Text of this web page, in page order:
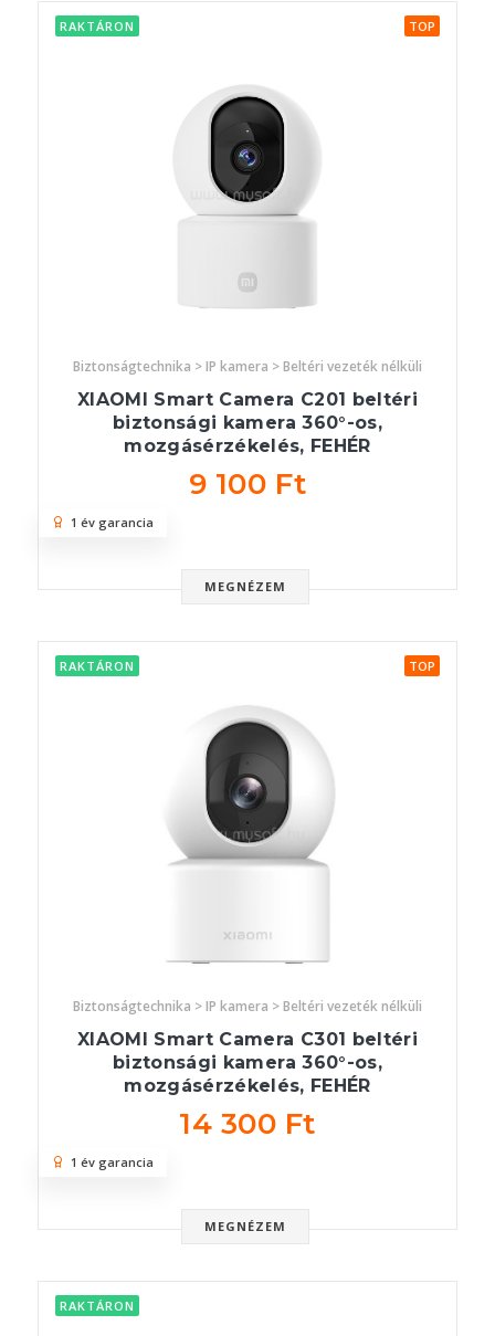
RAKTÁRON TOP
Biztonságtechnika > IP kamera > Beltéri vezeték nélküli
XIAOMI Smart Camera C201 beltéri
biztonsági kamera 360°-os,
mozgásérzékelés, FEHÉR
9 100 Ft
MEGNÉZEM
1 év garancia
RAKTÁRON TOP
Biztonságtechnika > IP kamera > Beltéri vezeték nélküli
XIAOMI Smart Camera C301 beltéri
biztonsági kamera 360°-os,
mozgásérzékelés, FEHÉR
14 300 Ft
MEGNÉZEM
1 év garancia
RAKTÁRON